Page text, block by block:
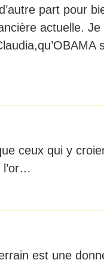
part pour
actuelle. Je
ceux qui y
l’or…
est une